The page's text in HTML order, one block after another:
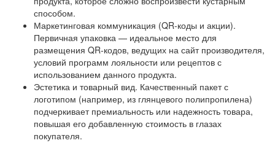
способом.
Маркетинговая коммуникация (QR-коды и акции).
Первичная упаковка — идеальное место для
размещения QR-кодов, ведущих на сайт производителя,
условий программ лояльности или рецептов с
использованием данного продукта.
Эстетика и товарный вид. Качественный пакет с
логотипом (например, из глянцевого полипропилена)
подчеркивает премиальность или надежность товара,
повышая его добавленную стоимость в глазах
покупателя.